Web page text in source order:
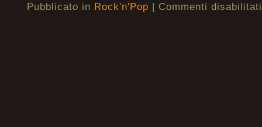
Pubblicato in Rock'n'Pop | Commenti disabilitati